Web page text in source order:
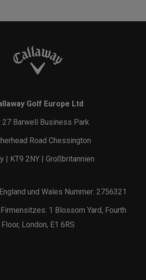
Golf Europe Ltd
27 Barwell Business Park
Road Chessington
| KT9 2NY | Großbritannien
und Wales Nummer: 2756321
1 Blossom Yard, Fourth
Floor, London, E1 6RS